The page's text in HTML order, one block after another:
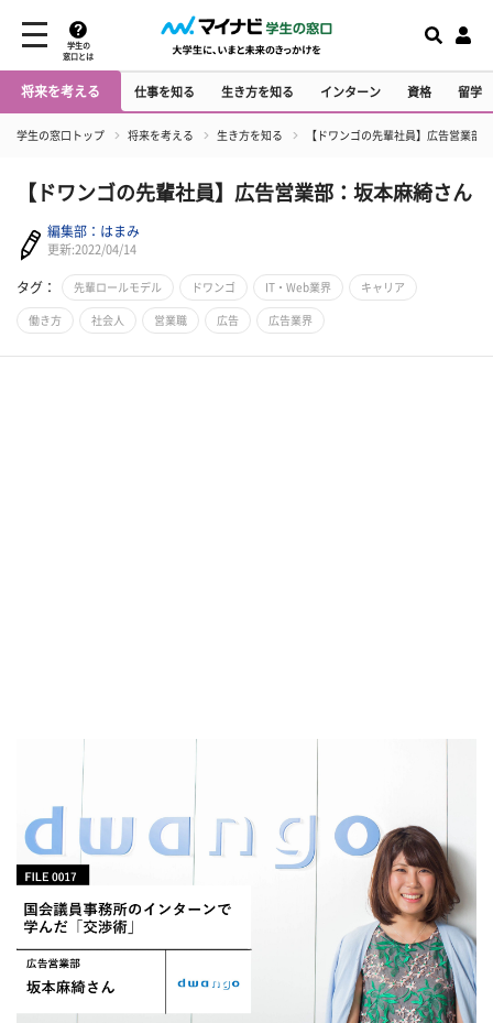
学生の
窓口とは
将来を考える 仕事を知る 生き方を知る インターン 資格 留学
学生の窓口トップ 将来を考える 生き方を知る 【ドワンゴの先輩社員】広告営業部
【ドワンゴの先輩社員】広告営業部：坂本麻綺さん
編集部：はまみ
更新:2022/04/14
タグ： 先輩ロールモデル ドワンゴ IT・Web業界 キャリア
働き方 社会人 営業職 広告 広告業界